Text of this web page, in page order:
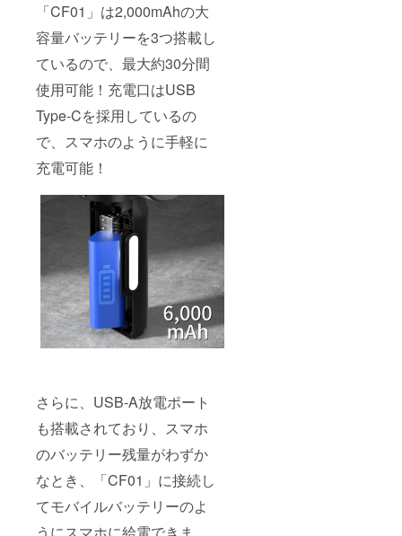
「CF01」は2,000mAhの大
容量バッテリーを3つ搭載し
ているので、最大約30分間
使用可能！充電口はUSB
Type-Cを採用しているの
で、スマホのように手軽に
充電可能！
さらに、USB-A放電ポート
も搭載されており、スマホ
のバッテリー残量がわずか
なとき、「CF01」に接続し
てモバイルバッテリーのよ